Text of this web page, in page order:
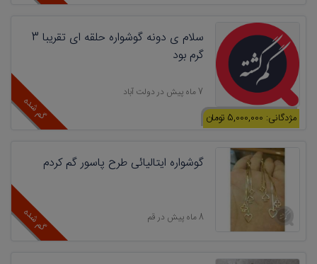
گم شده مژدگانی: 5,000,000 تومان
سلام ی دونه گوشواره حلقه ای تقریبا 3
گرم بود
7 ماه پیش در دولت آباد
گم شده
گوشواره ایتالیائی طرح پاسور گم کردم
8 ماه پیش در قم